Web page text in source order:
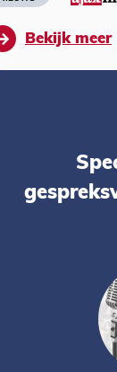
Bekijk meer